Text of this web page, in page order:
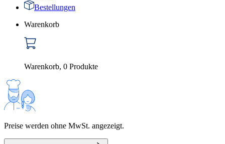
Bestellungen
Warenkorb
Warenkorb, 0 Produkte
Preise werden ohne MwSt. angezeigt.